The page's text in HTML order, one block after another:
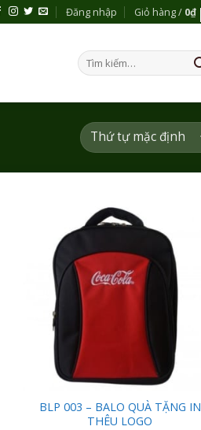
Đăng nhập Giỏ hàng / 0₫
Tìm
kiếm:
Wishlist
BLP 003 – BALO QUÀ TẶNG IN
THÊU LOGO